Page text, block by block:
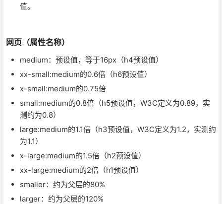
值。
网页（属性名称）
medium：预设值，等于16px（h4预设值）
xx-small:medium的0.6倍（h6预设值）
x-small:medium的0.75倍
small:medium的0.8倍（h5预设值，W3C定义为0.89，实
测约为0.8）
large:medium的1.1倍（h3预设值，W3C定义为1.2，实测约
为1.1）
x-large:medium的1.5倍（h2预设值）
xx-large:medium的2倍（h1预设值）
smaller：约为父层的80%
larger：约为父层的120%